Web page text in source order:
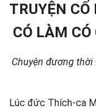
TRUYỆN CỔ
CÓ LÀM CÓ
Chuyện đương thời
Lúc đức Thích-ca